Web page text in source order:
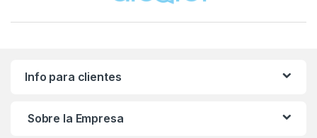
Info para clientes
Sobre la Empresa